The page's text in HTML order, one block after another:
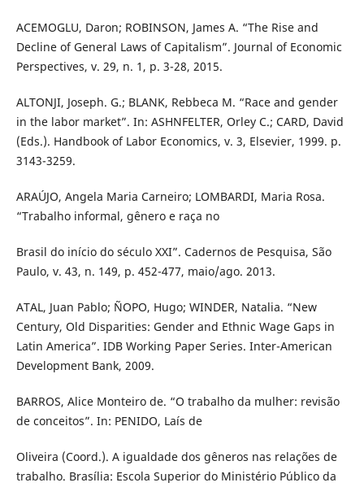
ACEMOGLU, Daron; ROBINSON, James A. “The Rise and
Decline of General Laws of Capitalism”. Journal of Economic
Perspectives, v. 29, n. 1, p. 3-28, 2015.
ALTONJI, Joseph. G.; BLANK, Rebbeca M. “Race and gender
in the labor market”. In: ASHNFELTER, Orley C.; CARD, David
(Eds.). Handbook of Labor Economics, v. 3, Elsevier, 1999. p.
3143-3259.
ARAÚJO, Angela Maria Carneiro; LOMBARDI, Maria Rosa.
“Trabalho informal, gênero e raça no
Brasil do início do século XXI”. Cadernos de Pesquisa, São
Paulo, v. 43, n. 149, p. 452-477, maio/ago. 2013.
ATAL, Juan Pablo; ÑOPO, Hugo; WINDER, Natalia. “New
Century, Old Disparities: Gender and Ethnic Wage Gaps in
Latin America”. IDB Working Paper Series. Inter-American
Development Bank, 2009.
BARROS, Alice Monteiro de. “O trabalho da mulher: revisão
de conceitos”. In: PENIDO, Laís de
Oliveira (Coord.). A igualdade dos gêneros nas relações de
trabalho. Brasília: Escola Superior do Ministério Público da